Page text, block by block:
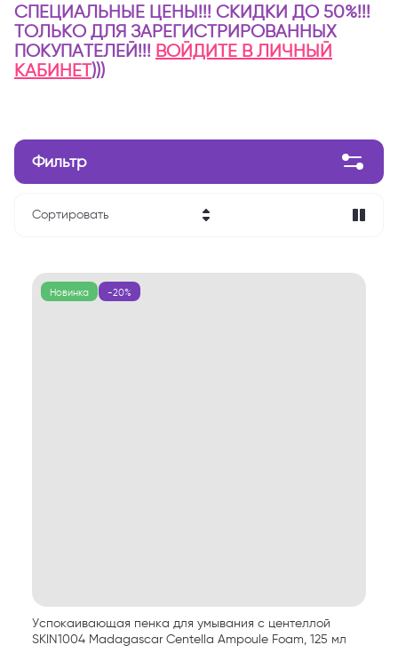
СПЕЦИАЛЬНЫЕ ЦЕНЫ!!! СКИДКИ ДО 50%!!!
ТОЛЬКО ДЛЯ ЗАРЕГИСТРИРОВАННЫХ
ПОКУПАТЕЛЕЙ!!! ВОЙДИТЕ В ЛИЧНЫЙ
КАБИНЕТ)))
Фильтр
Сортировать
Цена - возрастание
Новинка -20%
Успокаивающая пенка для умывания с центеллой
SKIN1004 Madagascar Centella Ampoule Foam, 125 мл